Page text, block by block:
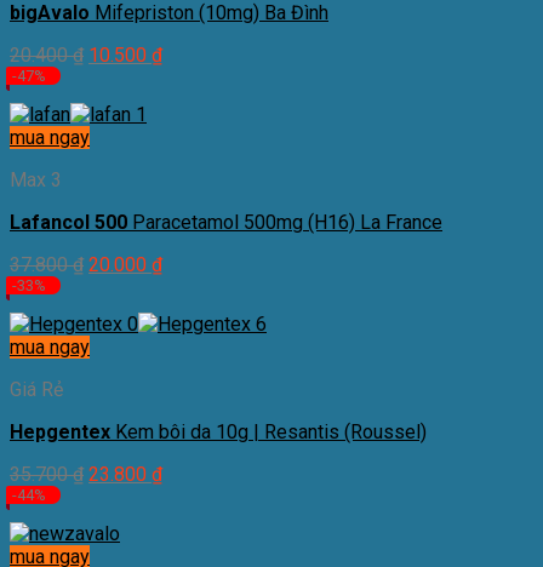
bigAvalo Mifepriston (10mg) Ba Đình
20.400₫ 10.500 ₫
-47%
mua ngay
Max 3
Lafancol 500 Paracetamol 500mg (H16) La France
37.800₫ 20.000 ₫
-33%
mua ngay
Giá Rẻ
Hepgentex Kem bôi da 10g | Resantis (Roussel)
35.700₫ 23.800 ₫
-44%
mua ngay